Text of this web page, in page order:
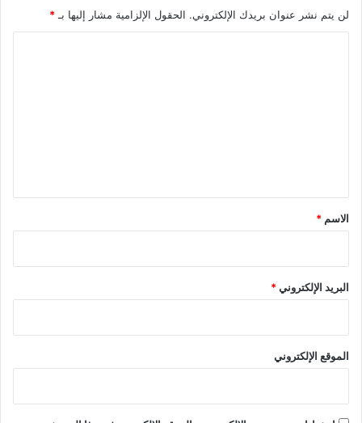
لن يتم نشر عنوان بريدك الإلكتروني. الحقول الإلزامية مشار إليها بـ *
*
الاسم *
البريد الإلكتروني*
الموقع الإلكتروني